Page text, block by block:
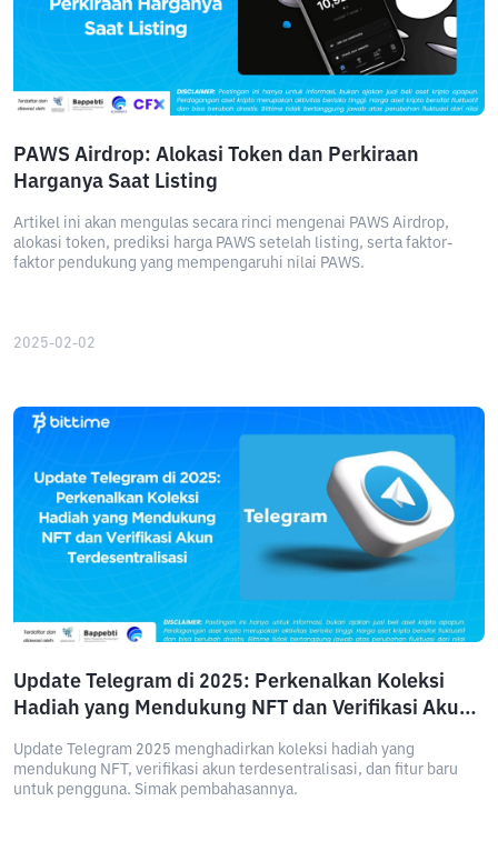
PAWS Airdrop: Alokasi Token dan Perkiraan
Harganya Saat Listing
Artikel ini akan mengulas secara rinci mengenai PAWS Airdrop,
alokasi token, prediksi harga PAWS setelah listing, serta faktor-
faktor pendukung yang mempengaruhi nilai PAWS.
2025-02-02
Update Telegram di 2025: Perkenalkan Koleksi
Hadiah yang Mendukung NFT dan Verifikasi Akun
Update Telegram 2025 menghadirkan koleksi hadiah yang
mendukung NFT, verifikasi akun terdesentralisasi, dan fitur baru
untuk pengguna. Simak pembahasannya.